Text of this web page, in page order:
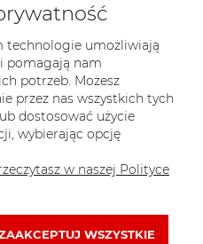
605 505 013
technologie umożliwiają
pomagają nam
potrzeb. Możesz
przez nas wszystkich tych
dostosować użycie
wybierając opcję
w naszej Polityce
WSZYSTKIE